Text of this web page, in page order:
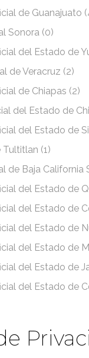
de Guanajuato
Sonora (0)
del Estado de
de Veracruz (2)
de Chiapas (2)
del Estado de
del Estado de
(1)
de Baja California
del Estado de
del Estado de
del Estado de
del Estado de
del Estado de
del Estado de